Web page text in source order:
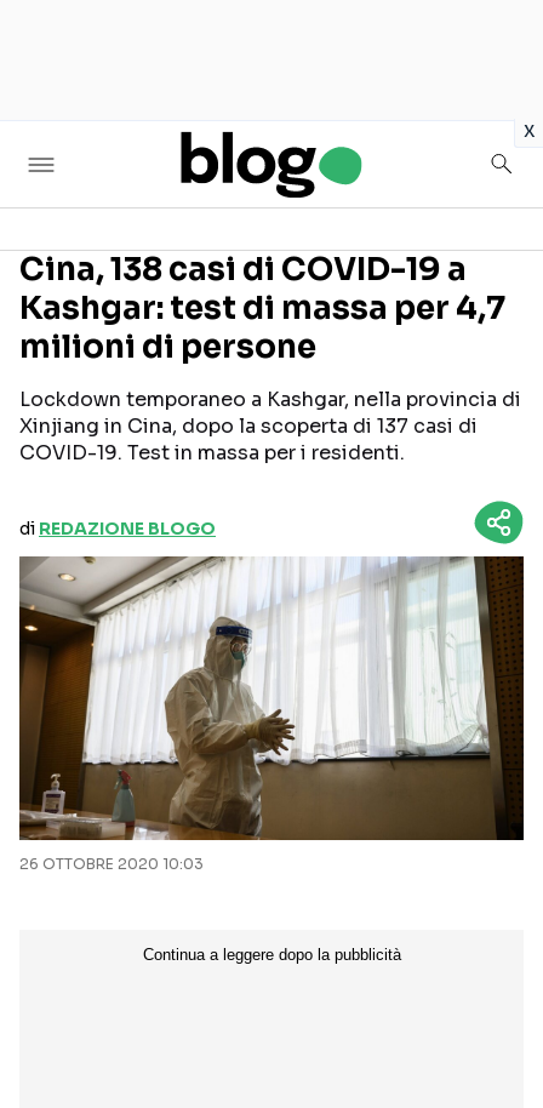
x
Seguici sui social
Cina, 138 casi di COVID-19 a
Kashgar: test di massa per 4,7
milioni di persone
Lockdown temporaneo a Kashgar, nella provincia di
Xinjiang in Cina, dopo la scoperta di 137 casi di
COVID-19. Test in massa per i residenti.
di REDAZIONE BLOGO
26 OTTOBRE 2020 10:03